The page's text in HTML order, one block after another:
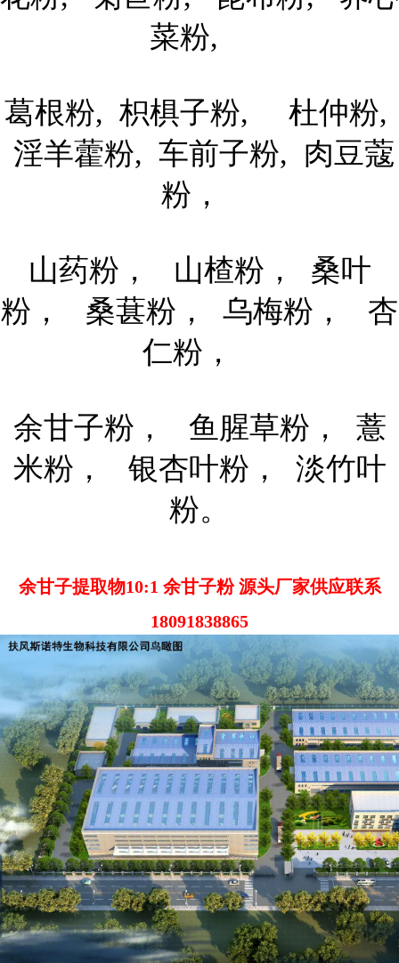
菜粉,
葛根粉, 枳椇子粉, 杜仲粉,
淫羊藿粉, 车前子粉, 肉豆蔻
粉，
山药粉， 山楂粉， 桑叶
粉， 桑葚粉， 乌梅粉， 杏
仁粉，
余甘子粉， 鱼腥草粉， 薏
米粉， 银杏叶粉， 淡竹叶
粉。
余甘子提取物10:1 余甘子粉 源头厂家供应联系
18091838865